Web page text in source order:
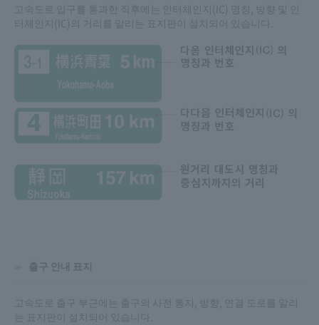
고속도로 입구를 통과한 직후에는 인터체인지(IC) 명칭, 방향 및 인
터체인지(IC)의 거리를 알리는 표지판이 설치되어 있습니다.
출구 안내 표지
고속도로 출구 부근에는 출구의 사전 통지, 방향, 연결 도로를 알리
는 표지판이 설치되어 있습니다.